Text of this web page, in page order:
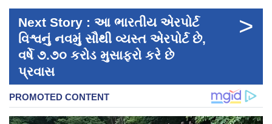
Next Story : આ ભારતીય એરપોર્ટ
વિશ્વનું નવમું સૌથી વ્યસ્ત એરપોર્ટ છે,
વર્ષે ૭.૭૦ કરોડ મુસાફરો કરે છે
પ્રવાસ
>